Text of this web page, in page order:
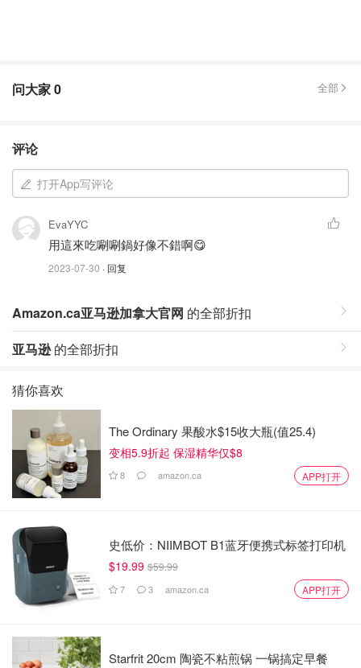
问大家0 全部
评论
打开App写评论
EvaYYC
用這來吃唰唰鍋好像不錯啊😋
2023-07-30 · 回复
Amazon.ca亚马逊加拿大官网 的全部折扣
亚马逊的全部折扣
猜你喜欢
The Ordinary 果酸水$15收大瓶(值25.4)
变相5.9折起 保湿精华仅$8
8 amazon.ca APP打开
史低价：NIIMBOT B1蓝牙便携式标签打印机
$19.99 $59.99
7 3 amazon.ca APP打开
Starfrit 20cm 陶瓷不粘煎锅 一锅搞定早餐